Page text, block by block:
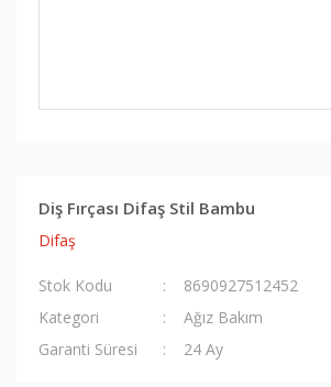
Diş Fırçası Difaş Stil Bambu
Difaş
Stok Kodu
8690927512452
Kategori
Ağız Bakım
Garanti Süresi
24 Ay